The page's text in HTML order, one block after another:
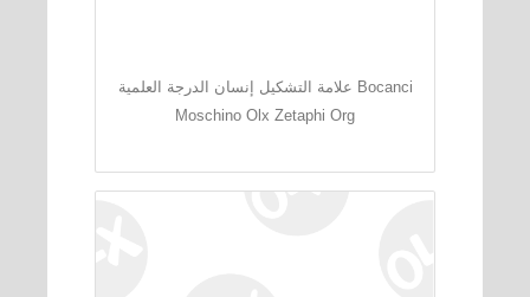
علامة التشكيل إنسان الدرجة العلمية Bocanci
Moschino Olx Zetaphi Org